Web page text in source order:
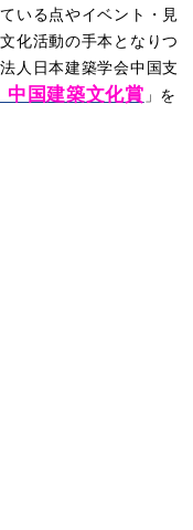
いる点やイベント・見
化活動の手本となりつ
人日本建築学会中国支
国建築文化賞 」を